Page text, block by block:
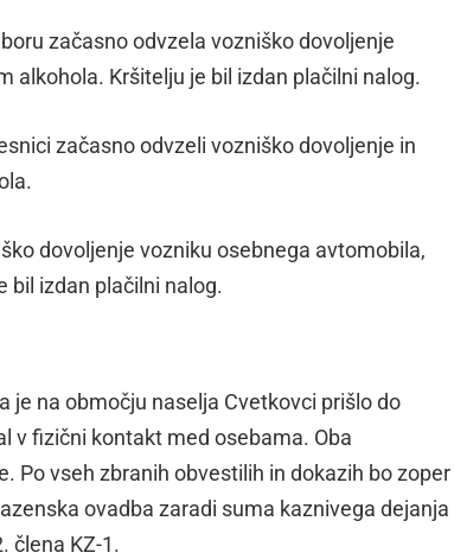
začasno odvzela vozniško dovoljenje
alkohola. Kršitelju je bil izdan plačilni nalog.
začasno odvzeli vozniško dovoljenje in
dovoljenje vozniku osebnega avtomobila,
bil izdan plačilni nalog.
je na območju naselja Cvetkovci prišlo do
v fizični kontakt med osebama. Oba
Po vseh zbranih obvestilih in dokazih bo zoper
ovadba zaradi suma kaznivega dejanja
člena KZ-1.